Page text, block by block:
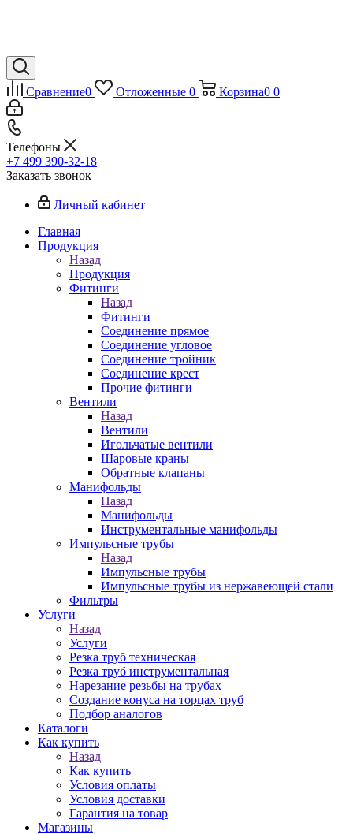
Сравнение0 Отложенные 0 Корзина0 0
Телефоны
+7 499 390-32-18
Заказать звонок
Личный кабинет
Главная
Продукция
Назад
Продукция
Фитинги
Назад
Фитинги
Соединение прямое
Соединение угловое
Соединение тройник
Соединение крест
Прочие фитинги
Вентили
Назад
Вентили
Игольчатые вентили
Шаровые краны
Обратные клапаны
Манифольды
Назад
Манифольды
Инструментальные манифольды
Импульсные трубы
Назад
Импульсные трубы
Импульсные трубы из нержавеющей стали
Фильтры
Услуги
Назад
Услуги
Резка труб техническая
Резка труб инструментальная
Нарезание резьбы на трубах
Создание конуса на торцах труб
Подбор аналогов
Каталоги
Как купить
Назад
Как купить
Условия оплаты
Условия доставки
Гарантия на товар
Магазины